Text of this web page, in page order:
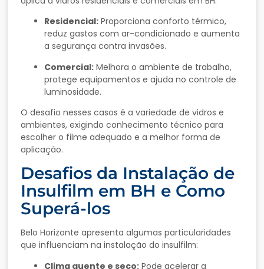
Residencial: Proporciona conforto térmico,
reduz gastos com ar-condicionado e aumenta
a segurança contra invasões.
Comercial: Melhora o ambiente de trabalho,
protege equipamentos e ajuda no controle de
luminosidade.
O desafio nesses casos é a variedade de vidros e
ambientes, exigindo conhecimento técnico para
escolher o filme adequado e a melhor forma de
aplicação.
Desafios da Instalação de
Insulfilm em BH e Como
Superá-los
Belo Horizonte apresenta algumas particularidades
que influenciam na instalação do insulfilm:
Clima quente e seco: Pode acelerar a